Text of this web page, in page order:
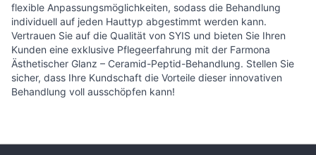
flexible Anpassungsmöglichkeiten, sodass die Behandlung
individuell auf jeden Hauttyp abgestimmt werden kann.
Vertrauen Sie auf die Qualität von SYIS und bieten Sie Ihren
Kunden eine exklusive Pflegeerfahrung mit der Farmona
Ästhetischer Glanz – Ceramid-Peptid-Behandlung. Stellen Sie
sicher, dass Ihre Kundschaft die Vorteile dieser innovativen
Behandlung voll ausschöpfen kann!